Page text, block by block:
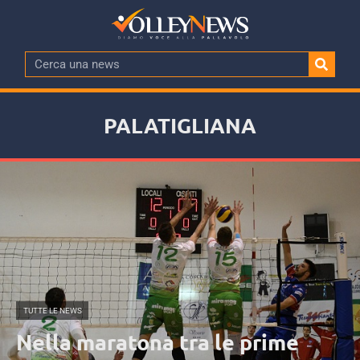
PALATIGLIANA
TUTTE LE NEWS
Nella maratona tra le prime